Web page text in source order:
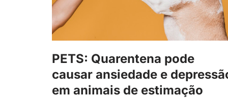
PETS: Quarentena pode
causar ansiedade e
em animais de estimação